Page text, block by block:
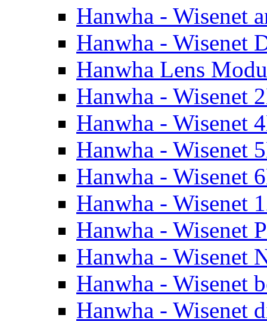
Hanwha - Wisenet
Hanwha - Wisenet
Hanwha Lens
Hanwha - Wisenet
Hanwha - Wisenet
Hanwha - Wisenet
Hanwha - Wisenet
Hanwha - Wisenet
Hanwha - Wisenet
Hanwha - Wisenet
Hanwha - Wisenet
Hanwha - Wisenet